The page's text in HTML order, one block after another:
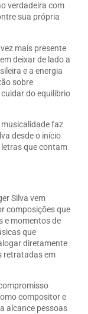
verdadeira com
sua própria
mais presente
deixar de lado a
e a energia
sobre
do equilíbrio
musicalidade faz
desde o início
que contam
Silva vem
composições que
e momentos de
que
diretamente
retratadas em
compositor e
alcance pessoas